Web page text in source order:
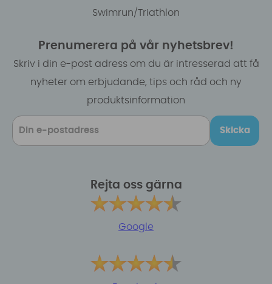
Swimrun/Triathlon
Prenumerera på vår nyhetsbrev!
Skriv i din e-post adress om du är intresserad att få
nyheter om erbjudande, tips och råd och ny
produktsinformation
Skicka
Rejta oss gärna
Google